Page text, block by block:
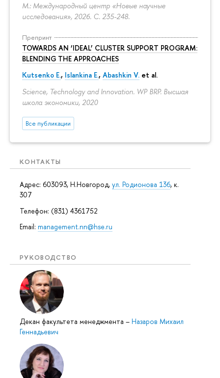
М.: Международный центр «Новые научные
исследования», 2026. С. 235-248.
Препринт
TOWARDS AN ‘IDEAL’ CLUSTER SUPPORT PROGRAM:
BLENDING THE APPROACHES
Kutsenko E., Islankina E., Abashkin V. et al.
Science, Technology and Innovation. WP BRP. Высшая
школа экономики, 2020
Все публикации
КОНТАКТЫ
Адрес: 603093, Н.Новгород, ул. Родионова 136, к.
307
Телефон: (831) 4361752
Email: management.nn@hse.ru
РУКОВОДСТВО
Декан факультета менеджмента – Назаров Михаил
Геннадьевич